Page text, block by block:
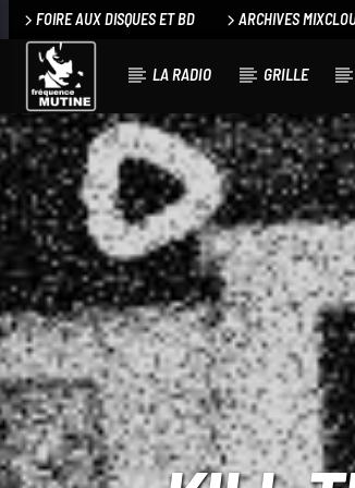
FOIRE AUX DISQUES ET BD ARCHIVES
LA RADIO GRILLE